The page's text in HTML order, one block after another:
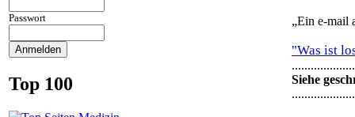
Passwort
Top 100
„Ein e-mail
"Was ist
Siehe